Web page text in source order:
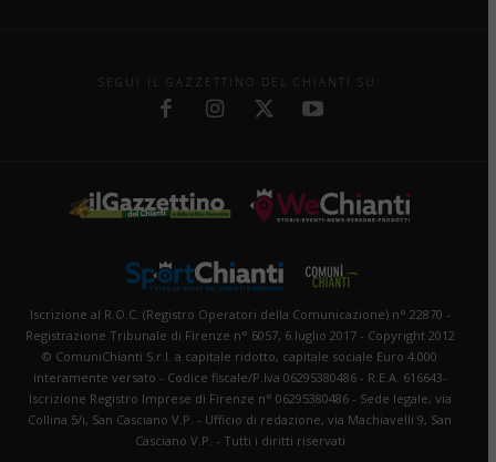
SEGUI IL GAZZETTINO DEL CHIANTI SU:
Iscrizione al R.O.C. (Registro Operatori della Comunicazione) n° 22870 -
Registrazione Tribunale di Firenze n° 6057, 6 luglio 2017 - Copyright 2012
© ComuniChianti S.r.l. a capitale ridotto, capitale sociale Euro 4.000
interamente versato - Codice fiscale/P.Iva 06295380486 - R.E.A. 616643-
Iscrizione Registro Imprese di Firenze n° 06295380486 - Sede legale, via
Collina 5/i, San Casciano V.P. - Ufficio di redazione, via Machiavelli 9, San
Casciano V.P. - Tutti i diritti riservati